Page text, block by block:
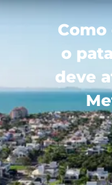
Como
o
deve